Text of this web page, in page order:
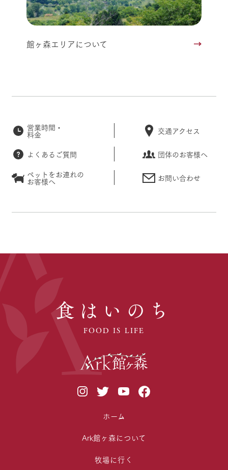
館ヶ森エリアについて
営業時間・
料金 交通アクセス
よくあるご質問
団体のお客様へ
ペットをお連れの
お客様へ お問い合わせ
食はいのち
FOOD IS LIFE
ホーム
Ark館ヶ森について
牧場に行く